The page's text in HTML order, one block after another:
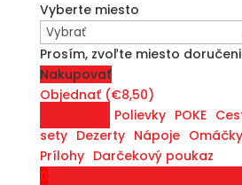
Vyberte miesto
Prosím, zvoľte miesto
Nakupovať
Objednať (€8,50)
Polievky POKE
sety Dezerty Nápoje
Prílohy Darčekový poukaz
0